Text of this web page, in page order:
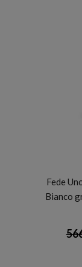
Fede
Bianco